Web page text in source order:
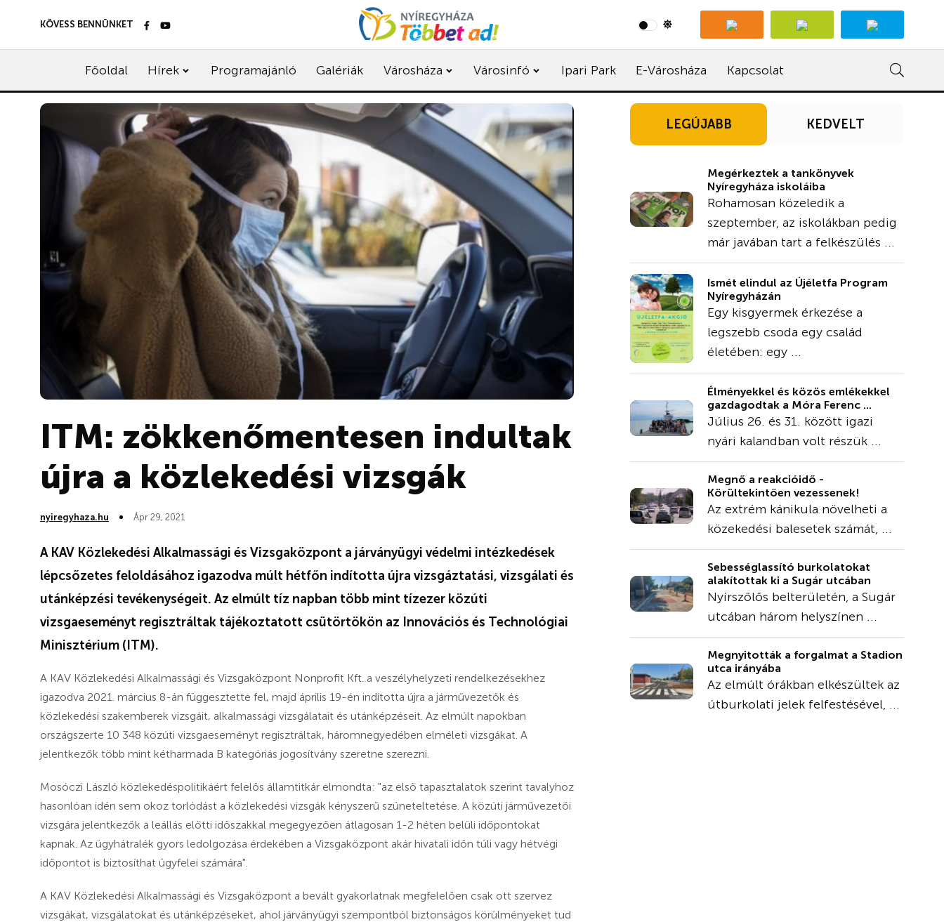
KÖVESS BENNÜNKET
Főoldal Hírek Programajánló Galériák Városháza Városinfó Ipari Park E-Városháza Kapcsolat
ITM: zökkenőmentesen indultak
újra a közlekedési vizsgák
nyiregyhaza.hu Ápr 29, 2021
A KAV Közlekedési Alkalmassági és Vizsgaközpont a járványügyi védelmi intézkedések
lépcsőzetes feloldásához igazodva múlt hétfőn indította újra vizsgáztatási, vizsgálati és
utánképzési tevékenységeit. Az elmúlt tíz napban több mint tízezer közúti
vizsgaeseményt regisztráltak tájékoztatott csütörtökön az Innovációs és Technológiai
Minisztérium (ITM).
A KAV Közlekedési Alkalmassági és Vizsgaközpont Nonprofit Kft. a veszélyhelyzeti rendelkezésekhez
igazodva 2021. március 8-án függesztette fel, majd április 19-én indította újra a járművezetők és
közlekedési szakemberek vizsgáit, alkalmassági vizsgálatait és utánképzéseit. Az elmúlt napokban
országszerte 10 348 közúti vizsgaeseményt regisztráltak, háromnegyedében elméleti vizsgákat. A
jelentkezők több mint kétharmada B kategóriás jogosítvány szeretne szerezni.
Mosóczi László közlekedéspolitikáért felelős államtitkár elmondta: "az első tapasztalatok szerint tavalyhoz
hasonlóan idén sem okoz torlódást a közlekedési vizsgák kényszerű szüneteltetése. A közúti járművezetői
vizsgára jelentkezők a leállás előtti időszakkal megegyezően átlagosan 1-2 héten belüli időpontokat
kapnak. Az ügyhátralék gyors ledolgozása érdekében a Vizsgaközpont akár hivatali időn túli vagy hétvégi
időpontot is biztosíthat ügyfelei számára".
A KAV Közlekedési Alkalmassági és Vizsgaközpont a bevált gyakorlatnak megfelelően csak ott szervez
vizsgákat, vizsgálatokat és utánképzéseket, ahol járványügyi szempontból biztonságos körülményeket tud
LEGÚJABB KEDVELT
Megérkeztek a tankönyvek
Nyíregyháza iskoláiba
Rohamosan közeledik a
szeptember, az iskolákban pedig
már javában tart a felkészülés ...
Ismét elindul az Újéletfa Program
Nyíregyházán
Egy kisgyermek érkezése a
legszebb csoda egy család
életében: egy ...
Élményekkel és közös emlékekkel
gazdagodtak a Móra Ferenc ...
Július 26. és 31. között igazi
nyári kalandban volt részük ...
Megnő a reakcióidő -
Körültekintően vezessenek!
Az extrém kánikula növelheti a
közekedési balesetek számát, ...
Sebességlassító burkolatokat
alakítottak ki a Sugár utcában
Nyírszőlős belterületén, a Sugár
utcában három helyszínen ...
Megnyitották a forgalmat a Stadion
utca irányába
Az elmúlt órákban elkészültek az
útburkolati jelek felfestésével, ...